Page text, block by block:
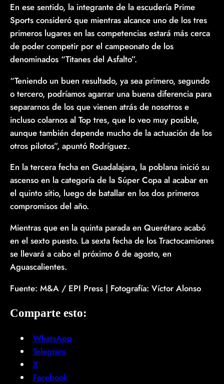
En ese sentido, la integrante de la escudería Prime
Sports consideró que mientras alcance uno de los tres
primeros lugares en las competencias estará más cerca
de poder competir por el campeonato de los
denominados “Titanes del Asfalto”.
“Teniendo un buen resultado, ya sea primero, segundo
o tercero, podríamos agarrar una buena diferencia para
separarnos de los que vienen atrás de nosotros e
incluso colarnos al Top tres, que lo veo muy posible,
aunque también depende mucho de la actuación de los
otros pilotos”, apuntó Rodríguez.
En la tercera fecha en Guadalajara, la poblana inició su
ascenso en la categoría de la Súper Copa al acabar en
el quinto sitio, luego de batallar en los dos primeros
compromisos del año.
Mientras que en la quinta parada en Querétaro acabó
en el sexto puesto. La sexta fecha de los Tractocamiones
se llevará a cabo el próximo 6 de agosto, en
Aguascalientes.
Fuente: M&A / EPI Press | Fotografía: Víctor Alonso
Comparte esto:
WhatsApp
Telegram
X
Facebook